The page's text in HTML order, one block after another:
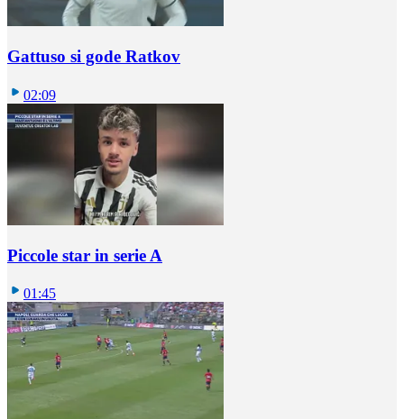
Gattuso si gode Ratkov
02:09
Piccole star in serie A
01:45